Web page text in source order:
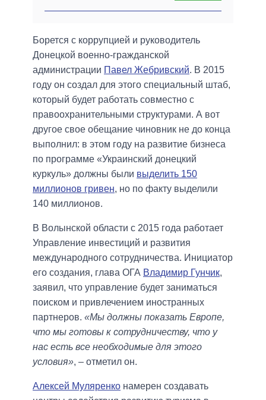
Борется с коррупцией и руководитель
Донецкой военно-гражданской
администрации Павел Жебривский. В 2015
году он создал для этого специальный штаб,
который будет работать совместно с
правоохранительными структурами. А вот
другое свое обещание чиновник не до конца
выполнил: в этом году на развитие бизнеса
по программе «Украинский донецкий
куркуль» должны были выделить 150
миллионов гривен, но по факту выделили
140 миллионов.
В Волынской области с 2015 года работает
Управление инвестиций и развития
международного сотрудничества. Инициатор
его создания, глава ОГА Владимир Гунчик,
заявил, что управление будет заниматься
поиском и привлечением иностранных
партнеров. «Мы должны показать Европе,
что мы готовы к сотрудничеству, что у
нас есть все необходимые для этого
условия», – отметил он.
Алексей Муляренко намерен создавать